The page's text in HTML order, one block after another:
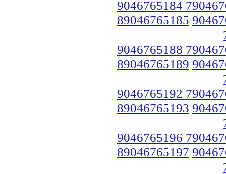
9046765184
89046765185
9046765188
89046765189
9046765192
89046765193
9046765196
89046765197